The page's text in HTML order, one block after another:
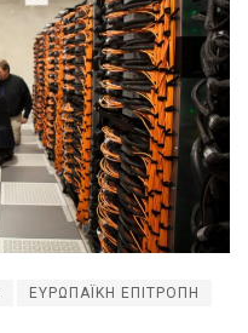
ΕΥΡΩΠΑΪΚΗ ΕΠΙΤΡΟΠΗ